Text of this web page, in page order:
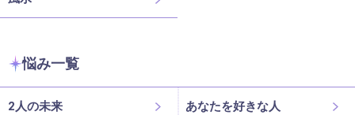
悩み一覧
2人の未来 あなたを好きな人